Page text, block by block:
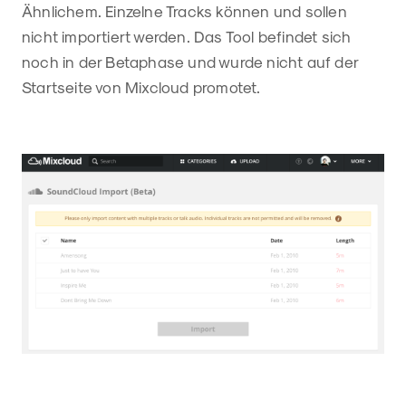
Ähnlichem. Einzelne Tracks können und sollen
nicht importiert werden. Das Tool befindet sich
noch in der Betaphase und wurde nicht auf der
Startseite von Mixcloud promotet.